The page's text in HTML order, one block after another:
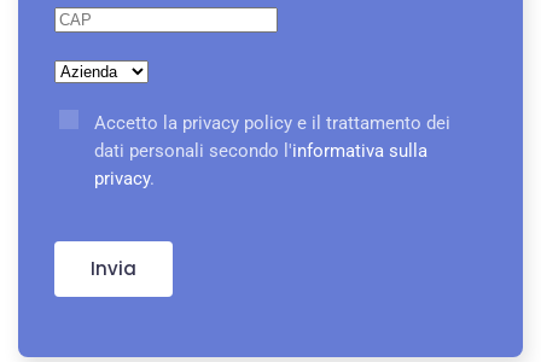
Accetto la privacy policy e il trattamento dei
dati personali secondo l'informativa sulla
privacy.
Invia